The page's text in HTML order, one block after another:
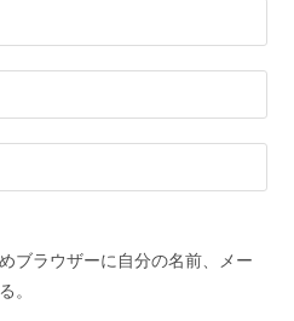
ブラウザーに自分の名前、メー
。